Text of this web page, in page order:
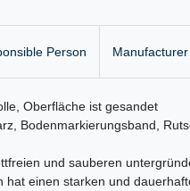
Person Manufacturer
Oberfläche ist gesandet
Bodenmarkierungsband,
und sauberen
einen starken und